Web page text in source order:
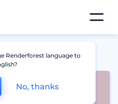
Renderforest language to
No, thanks